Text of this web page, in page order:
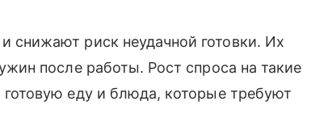
снижают риск неудачной готовки. Их
после работы. Рост спроса на такие
еду и блюда, которые требуют